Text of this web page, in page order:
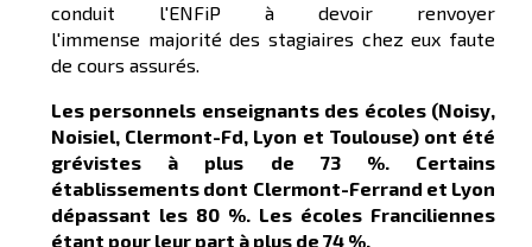
conduit l'ENFiP à devoir renvoyer
l'immense majorité des stagiaires chez eux faute
de cours assurés.
Les personnels enseignants des écoles (Noisy,
Noisiel, Clermont-Fd, Lyon et Toulouse) ont été
grévistes à plus de 73 %. Certains
établissements dont Clermont-Ferrand et Lyon
dépassant les 80 %. Les écoles Franciliennes
étant pour leur part à plus de 74 %.